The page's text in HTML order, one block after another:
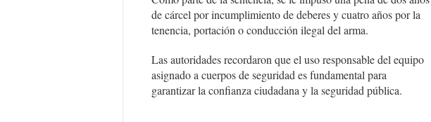
de cárcel por incumplimiento de deberes y cuatro años por la
tenencia, portación o conducción ilegal del arma.
Las autoridades recordaron que el uso responsable del equipo
asignado a cuerpos de seguridad es fundamental para
garantizar la confianza ciudadana y la seguridad pública.